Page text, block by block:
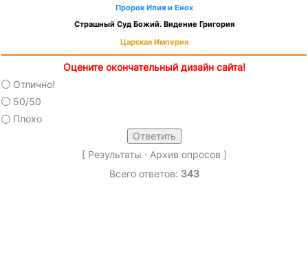
Пророк Илия и Енох
Страшный Суд Божий. Видение Григория
Царская Империя
Оцените окончательный дизайн сайта!
Отлично!
50/50
Плохо
[ Результаты · Архив опросов ]
Всего ответов: 343